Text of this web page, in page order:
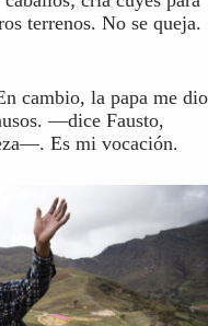
terrenos. No se queja.
cambio, la papa me dio
—dice Fausto,
Es mi vocación.